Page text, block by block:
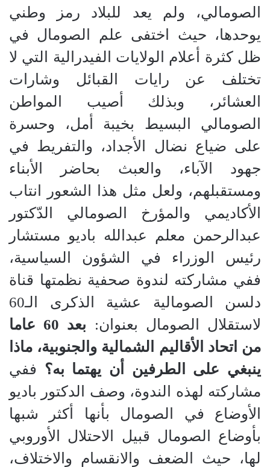
الصومالي، ولم يعد للبلاد رمز وطني
يوحدها، حيث اختفى علم الصومال في
ظل كثرة أعلام الولايات الفيدرالية التي لا
تختلف عن رايات القبائل وشارات
العشائر، وبذلك أصيب المواطن
الصومالي البسيط بخيبة أمل، وحسرة
على ضياع نضال الأجداد، والتفريط في
جهود الآباء، والعبث بحاضر الأبناء
ومستقبلهم، ولعل مثل هذا الشعور انتاب
الأكاديمي والمؤرخ الصومالي الدّكتور
عبدالرحمن معلم عبدالله باديو مستشار
رئيس الوزراء في الشؤون السياسية،
ففي مشاركته لندوة صحفية نظمتها قناة
دلسن الصومالية عشية الذكرى الـ60
لاستقلال الصومال بعنوان:
بعد 60 عاما
من اتحاد الأقاليم الشمالية والجنوبية، ماذا
ينبغي على الطرفين أن يهتما به؟ ففي
مشاركته لهذه الندوة، وصف الدكتور باديو
الأوضاع في الصومال بأنها أكثر شبها
بأوضاع الصومال قبيل الاحتلال الأوروبي
لها، حيث الضعف والانقسام والاختلاف،